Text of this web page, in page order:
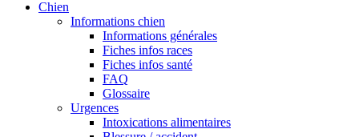
Chien
Informations chien
Informations générales
Fiches infos races
Fiches infos santé
FAQ
Glossaire
Urgences
Intoxications alimentaires